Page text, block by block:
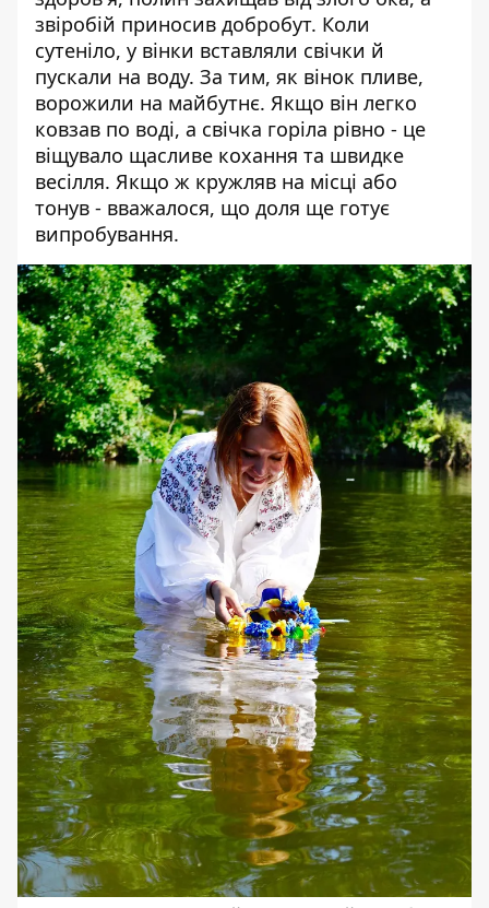
звіробій приносив добробут. Коли
сутеніло, у вінки вставляли свічки й
пускали на воду. За тим, як вінок пливе,
ворожили на майбутнє. Якщо він легко
ковзав по воді, а свічка горіла рівно - це
віщувало щасливе кохання та швидке
весілля. Якщо ж кружляв на місці або
тонув - вважалося, що доля ще готує
випробування.